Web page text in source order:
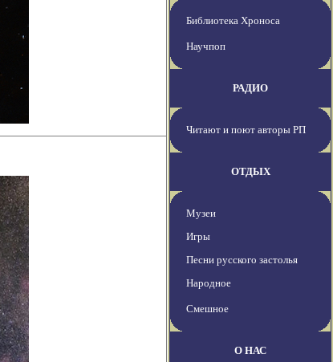
Библиотека Хроноса
Научпоп
РАДИО
Читают и поют авторы РП
ОТДЫХ
Музеи
Игры
Песни русского застолья
Народное
Смешное
О НАС